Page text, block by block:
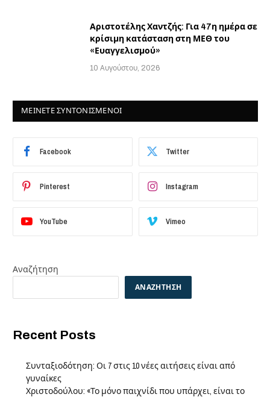
Αριστοτέλης Χαντζής: Για 47η ημέρα σε
κρίσιμη κατάσταση στη ΜΕΘ του
«Ευαγγελισμού»
10 Αυγούστου, 2026
ΜΕΙΝΕΤΕ ΣΥΝΤΟΝΙΣΜΕΝΟΙ
Facebook Twitter
Pinterest Instagram
YouTube Vimeo
Αναζήτηση
ΑΝΑΖΉΤΗΣΗ
Recent Posts
Συνταξιοδότηση: Οι 7 στις 10 νέες αιτήσεις είναι από
γυναίκες
Χριστοδούλου: «Το μόνο παιχνίδι που υπάρχει, είναι το